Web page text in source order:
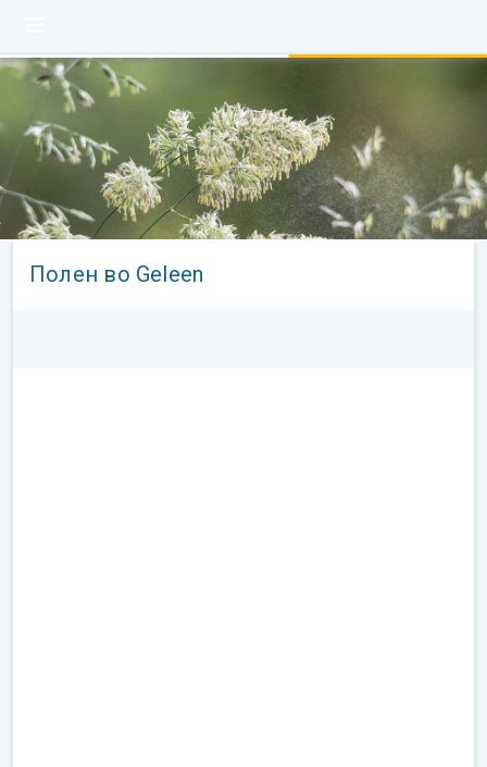
Полен во Geleen